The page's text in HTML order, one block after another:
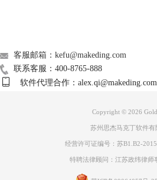
图三：“回声”控制面
音量大小及反馈频率。下方有“立体声、生
置，“立体音”勾选后效果并不明显，“生成
即在音频内容结束后，有一段较长的尾音。
客服邮箱：kefu@makeding.com
联系客服：400-8765-888
软件代理合作：alex.qi@makeding.com
Copyright © 2026
苏州思杰马克丁软件有
经营许可证编号：苏B1.B2-
特聘法律顾问：江苏政纬律师